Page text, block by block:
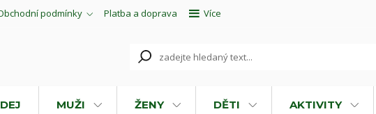
podmínky Platba a doprava Více
MUŽI ŽENY DĚTI AKTIVITY